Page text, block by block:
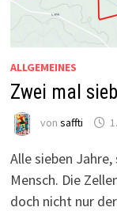
ALLGEMEINES
Zwei mal
von saffti
Alle sieben
Mensch. Die
doch nicht nur